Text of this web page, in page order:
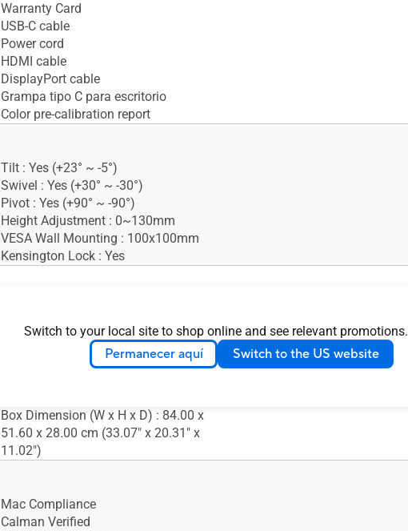
Switch to your local site to shop online and see relevant promotions.
Permanecer aquí Switch to the US website
Warranty Card
USB-C cable
Power cord
HDMI cable
DisplayPort cable
Grampa tipo C para escritorio
Color pre-calibration report
Tilt : Yes (+23° ~ -5°)
Swivel : Yes (+30° ~ -30°)
Pivot : Yes (+90° ~ -90°)
Height Adjustment : 0~130mm
VESA Wall Mounting : 100x100mm
Kensington Lock : Yes
60.15 x 24.50 cm (28.63" x 23.68" x
Phys. Dimension without Stand (W x H
Box Dimension (W x H x D) : 84.00 x
51.60 x 28.00 cm (33.07" x 20.31" x
11.02")
Mac Compliance
Calman Verified